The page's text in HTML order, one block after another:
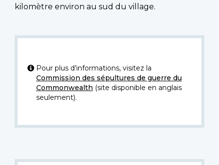
kilomètre environ au sud du village.
Pour plus d’informations, visitez la
Commission des sépultures de guerre du
Commonwealth (site disponible en anglais
seulement).